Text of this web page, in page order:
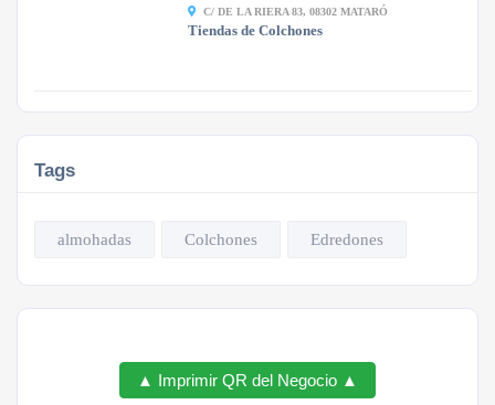
C/ DE LA RIERA 83, 08302 MATARÓ
Tiendas de Colchones
Tags
almohadas Colchones Edredones
▲ Imprimir QR del Negocio ▲